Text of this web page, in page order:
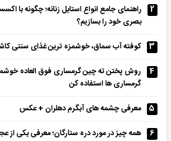
2
راهنمای جامع انواع استایل زنانه؛ چگونه با
بصری خود را بسازیم؟
3
کوفته آب سماق، خوشمزه ترین غذای سنتی
4
روش پختن ته چین گرمساری فوق العاده
گرمساری ها استفاده کن
5
معرفی چشمه های آبگرم دهلران + عکس
6
همه چیز در مورد دره ستارگان؛ معرفی یکی از